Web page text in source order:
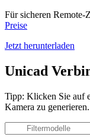
Für sicheren
Preise
Jetzt herunterladen
Unicad
Tipp: Klicken Sie auf
Kamera zu generieren.